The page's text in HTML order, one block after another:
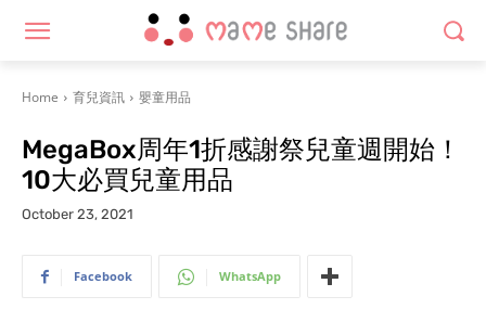
Home 育兒資訊 嬰童用品
MegaBox周年1折感謝祭兒童週開始！
10大必買兒童用品
October 23, 2021
Facebook WhatsApp